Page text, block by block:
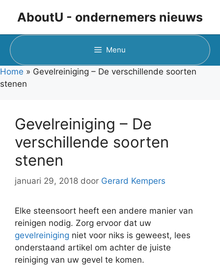
inhoud
AboutU - ondernemers nieuws
Menu
Home » Gevelreiniging – De verschillende soorten
stenen
Gevelreiniging – De
verschillende soorten
stenen
januari 29, 2018 door Gerard Kempers
Elke steensoort heeft een andere manier van
reinigen nodig. Zorg ervoor dat uw
gevelreiniging niet voor niks is geweest, lees
onderstaand artikel om achter de juiste
reiniging van uw gevel te komen.